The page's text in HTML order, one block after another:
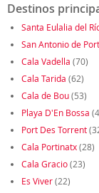
Destinos
Santa Eulalia del
San Antonio de
Cala Vadella (70)
Cala Tarida (62)
Cala de Bou(53)
Playa D'En Bossa
Port Des Torrent
Cala Portinatx(28)
Cala Gracio(23)
Es Viver(22)